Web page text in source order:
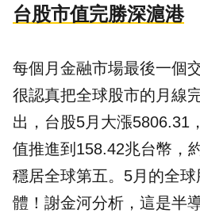
台股市值完勝深滬港
每個月金融市場最後一個
很認真把全球股市的月線
出，台股5月大漲5806.31
值推進到158.42兆台幣，
穩居全球第五。5月的全
體！謝金河分析，這是半